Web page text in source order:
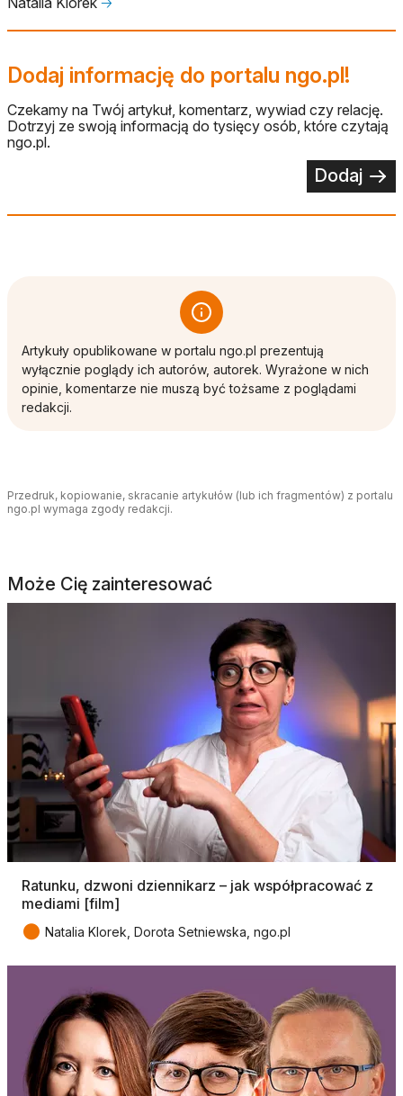
Dodaj informację do portalu ngo.pl!
Czekamy na Twój artykuł, komentarz, wywiad czy relację.
Dotrzyj ze swoją informacją do tysięcy osób, które czytają
ngo.pl.
Dodaj
Artykuły opublikowane w portalu ngo.pl prezentują
wyłącznie poglądy ich autorów, autorek. Wyrażone w nich
opinie, komentarze nie muszą być tożsame z poglądami
redakcji.
Przedruk, kopiowanie, skracanie artykułów (lub ich fragmentów) z portalu
ngo.pl wymaga zgody redakcji.
Może Cię zainteresować
Ratunku, dzwoni dziennikarz – jak współpracować z
mediami [film]
● Natalia Klorek, Dorota Setniewska, ngo.pl